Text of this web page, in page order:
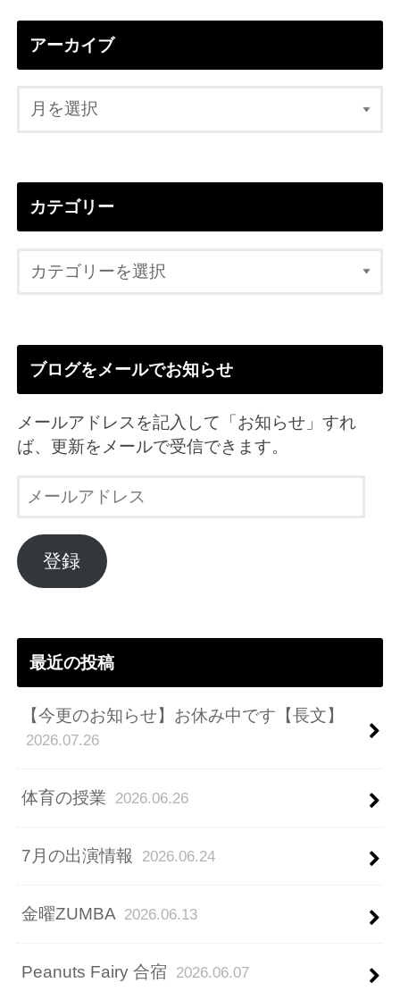
アーカイブ
カテゴリー
ブログをメールでお知らせ
メールアドレスを記入して「お知らせ」すれ
ば、更新をメールで受信できます。
ル
ア
ド
登録
最近の投稿
【今更のお知らせ】お休み中です【長文】
2026.07.26
体育の授業 2026.06.26
7月の出演情報 2026.06.24
金曜ZUMBA 2026.06.13
Peanuts Fairy 合宿 2026.06.07